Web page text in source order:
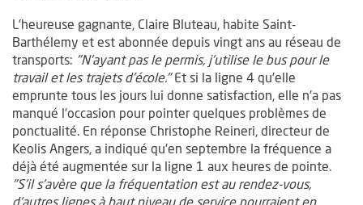
L'heureuse gagnante, Claire Bluteau, habite Saint-
Barthélemy et est abonnée depuis vingt ans au réseau de
transports: "N'ayant pas le permis, j'utilise le bus pour le
travail et les trajets d'école."Et si la ligne 4 qu'elle
emprunte tous les jours lui donne satisfaction, elle n'a pas
manqué l'occasion pour pointer quelques problèmes de
ponctualité. En réponse Christophe Reineri, directeur de
Keolis Angers, a indiqué qu'en septembre la fréquence a
déjà été augmentée sur la ligne 1 aux heures de pointe.
"S'il s'avère que la fréquentation est au rendez-vous,
d'autres lignes à haut niveau de service pourraient en